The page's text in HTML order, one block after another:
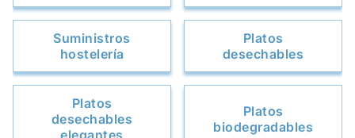
Suministros
hostelería
Platos
desechables
Platos
desechables
elegantes
Platos
biodegradables